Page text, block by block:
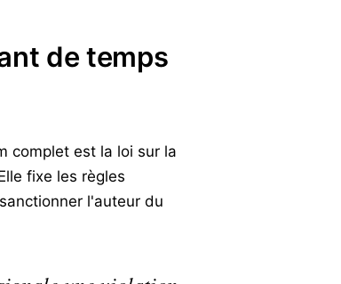
de temps
complet est la loi sur la
fixe les règles
l'auteur du